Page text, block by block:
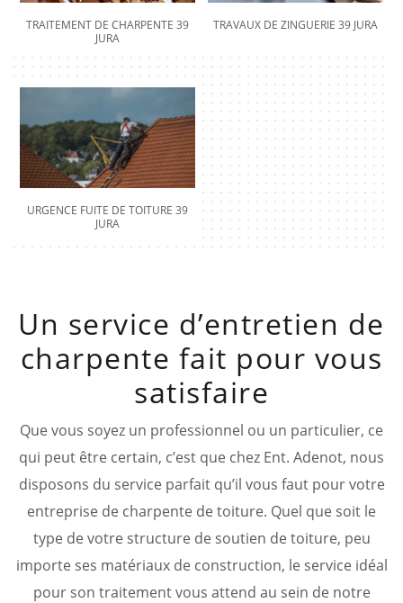
TRAITEMENT DE CHARPENTE 39
JURA
TRAVAUX DE ZINGUERIE 39 JURA
URGENCE FUITE DE TOITURE 39
JURA
Un service d’entretien de
charpente fait pour vous
satisfaire
Que vous soyez un professionnel ou un particulier, ce
qui peut être certain, c’est que chez Ent. Adenot, nous
disposons du service parfait qu’il vous faut pour votre
entreprise de charpente de toiture. Quel que soit le
type de votre structure de soutien de toiture, peu
importe ses matériaux de construction, le service idéal
pour son traitement vous attend au sein de notre